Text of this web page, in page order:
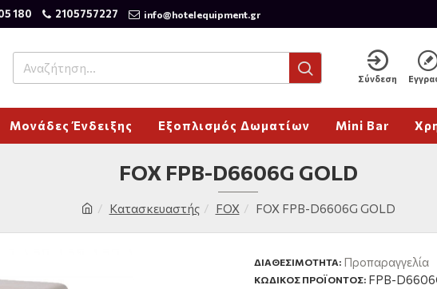
180 2105757227 info@hotelequipment.gr
Σύνδεση
Μονάδες Ένδειξης Εξοπλισμός Δωματίων Mini Bar
Κατασκευαστής FOX FOX FPB-D6606G GOLD
FOX FPB-D6606G GOLD
ΔΙΑΘΕΣΙΜΌΤΗΤΑ: Προπαραγγελία
ΚΩΔΙΚΟΣ ΠΡΟΪΟΝΤΟΣ: FPB-